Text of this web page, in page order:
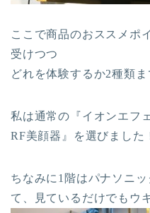
ここで商品のおススメポ
受けつつ
どれを体験するか2種類ま
私は通常の『イオンエフ
RF美顔器』を選びました
ちなみに1階はパナソニ
て、見ているだけでもウ